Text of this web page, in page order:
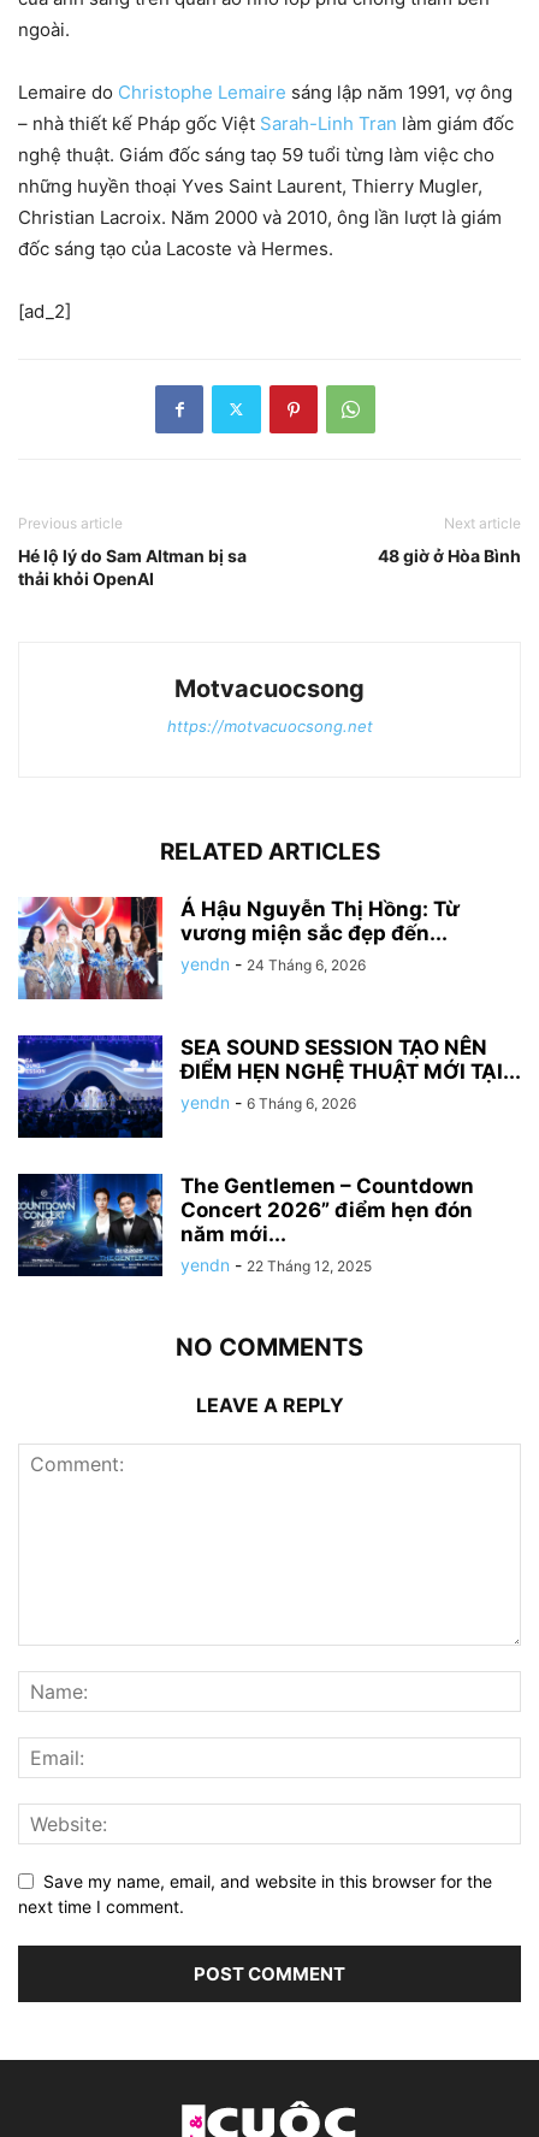
ngoài.
Lemaire do Christophe Lemaire sáng lập năm 1991, vợ ông
– nhà thiết kế Pháp gốc Việt Sarah-Linh Tran làm giám đốc
nghệ thuật. Giám đốc sáng taọ 59 tuổi từng làm việc cho
những huyền thoại Yves Saint Laurent, Thierry Mugler,
Christian Lacroix. Năm 2000 và 2010, ông lần lượt là giám
đốc sáng tạo của Lacoste và Hermes.
[ad_2]
Previous article
Hé lộ lý do Sam Altman bị sa
thải khỏi OpenAI
Next article
48 giờ ở Hòa Bình
Motvacuocsong
https://motvacuocsong.net
RELATED ARTICLES
Á Hậu Nguyễn Thị Hồng: Từ
vương miện sắc đẹp đến...
yendn - 24 Tháng 6, 2026
SEA SOUND SESSION TẠO NÊN
ĐIỂM HẸN NGHỆ THUẬT MỚI TẠI...
yendn - 6 Tháng 6, 2026
The Gentlemen – Countdown
Concert 2026” điểm hẹn đón
năm mới...
yendn - 22 Tháng 12, 2025
NO COMMENTS
LEAVE A REPLY
Save my name, email, and website in this browser for the
next time I comment.